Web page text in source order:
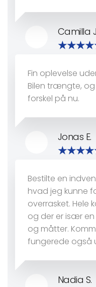
Camilla
Fin oplevelse
Bilen trængte,
forskel på nu.
Jonas E.
Bestilte en
hvad jeg kunne
overrasket. Hele
og der er især
og måtter.
fungerede også
Nadia S.